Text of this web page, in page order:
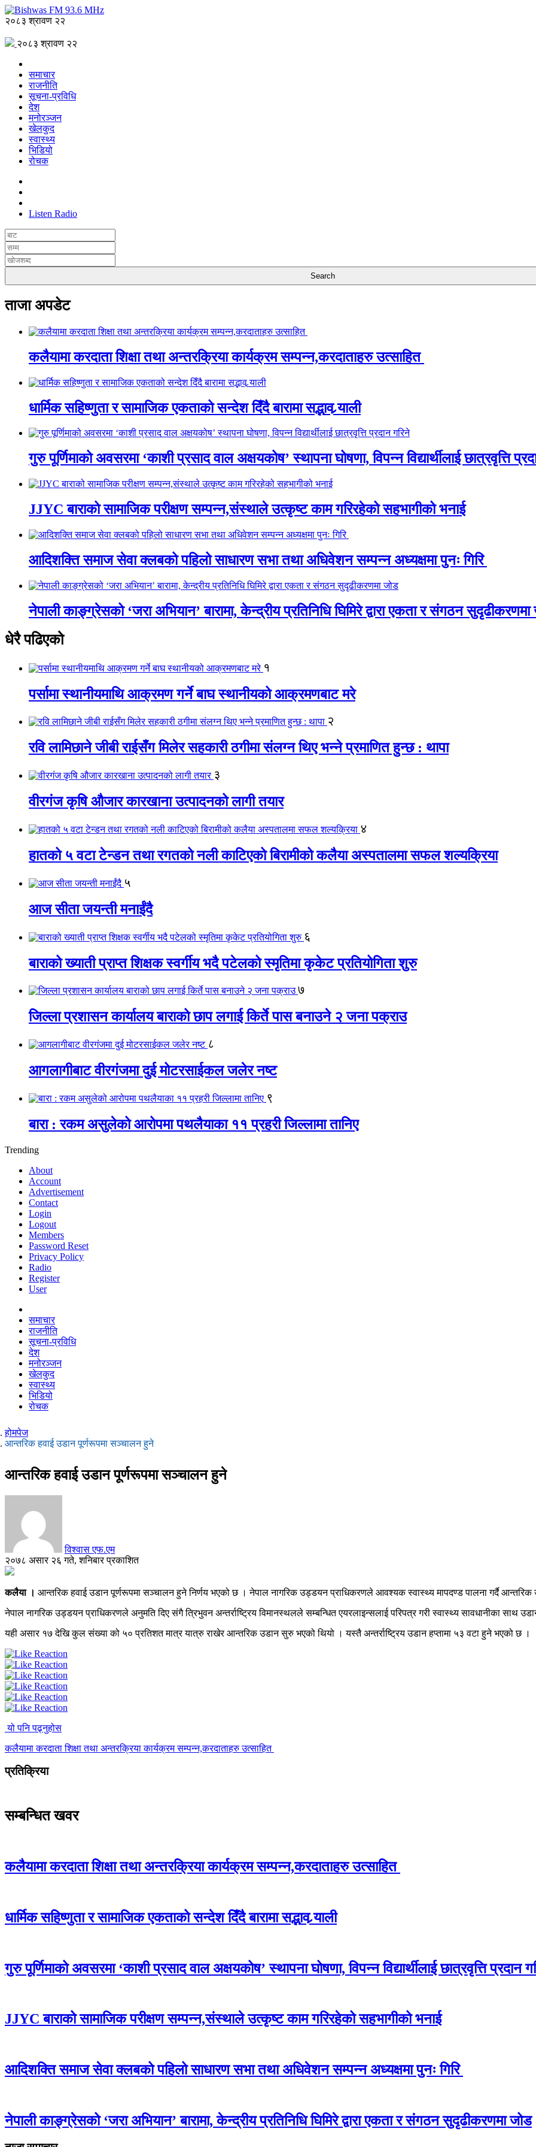
२०८३ श्रावण २२
२०८३ श्रावण २२
समाचार
राजनीति
सूचना-प्रविधि
देश
मनोरञ्जन
खेलकुद
स्वास्थ्य
भिडियो
रोचक
Listen Radio
ताजा अपडेट
कलैयामा करदाता शिक्षा तथा अन्तरक्रिया कार्यक्रम सम्पन्न,करदाताहरु उत्साहित
धार्मिक सहिष्णुता र सामाजिक एकताको सन्देश दिँदै बारामा सद्भाव र्‍याली
गुरु पूर्णिमाको अवसरमा ‘काशी प्रसाद वाल अक्षयकोष’ स्थापना घोषणा, विपन्न विद्यार्थीलाई छात्रवृत्ति
JJYC बाराको सामाजिक परीक्षण सम्पन्न,संस्थाले उत्कृष्ट काम गरिरहेको सहभागीको भनाई
आदिशक्ति समाज सेवा क्लबको पहिलो साधारण सभा तथा अधिवेशन सम्पन्न अध्यक्षमा पुनः गिरि
नेपाली काङ्ग्रेसको ‘जरा अभियान’ बारामा, केन्द्रीय प्रतिनिधि घिमिरे द्वारा एकता र संगठन
धेरै पढिएको
१
पर्सामा स्थानीयमाथि आक्रमण गर्ने बाघ स्थानीयको आक्रमणबाट मरे
२
रवि लामिछाने जीबी राईसँग मिलेर सहकारी ठगीमा संलग्न थिए भन्ने प्रमाणित हुन्छ : थापा
३
वीरगंज कृषि औजार कारखाना उत्पादनको लागी तयार
४
हातको ५ वटा टेन्डन तथा रगतको नली काटिएको बिरामीको कलैया अस्पतालमा सफल शल्यक्रिया
५
आज सीता जयन्ती मनाईंदै
६
बाराको ख्याती प्राप्त शिक्षक स्वर्गीय भदै पटेलको स्मृतिमा कृकेट प्रतियोगिता शुरु
७
जिल्ला प्रशासन कार्यालय बाराको छाप लगाई किर्ते पास बनाउने २ जना पक्राउ
८
आगलागीबाट वीरगंजमा दुई मोटरसाईकल जलेर नष्ट
९
बारा : रकम असुलेको आरोपमा पथलैयाका ११ प्रहरी जिल्लामा तानिए
Trending
About
Account
Advertisement
Contact
Login
Logout
Members
Password Reset
Privacy Policy
Radio
Register
User
समाचार
राजनीति
सूचना-प्रविधि
देश
मनोरञ्जन
खेलकुद
स्वास्थ्य
भिडियो
रोचक
होमपेज
आन्तरिक हवाई उडान पूर्णरूपमा सञ्चालन हुने
आन्तरिक हवाई उडान पूर्णरूपमा सञ्चालन हुने
विश्वास एफ.एम
२०७८ असार २६ गते, शनिबार प्रकाशित
कलैया । आन्तरिक हवाई उडान पूर्णरूपमा सञ्चालन हुने निर्णय भएको छ । नेपाल नागरिक उड्डयन प्राधिकरणले आवश्यक स्वास्थ्य मापदण्ड पालना गर्दै आन्तरिक
नेपाल नागरिक उड्डयन प्राधिकरणले अनुमति दिए संगै त्रिभुवन अन्तर्राष्ट्रिय विमानस्थलले सम्बन्धित एयरलाइन्सलाई परिपत्र गरी स्वास्थ्य सावधानीका साथ
यही असार १७ देखि कुल संख्या को ५० प्रतिशत मात्र यात्रु राखेर आन्तरिक उडान सुरु भएको थियो । यस्तै अन्तर्राष्ट्रिय उडान हप्तामा ५३ वटा हुने भएको छ ।
यो पनि पढ्नुहोस
कलैयामा करदाता शिक्षा तथा अन्तरक्रिया कार्यक्रम सम्पन्न,करदाताहरु उत्साहित
प्रतिक्रिया
सम्बन्धित खवर
कलैयामा करदाता शिक्षा तथा अन्तरक्रिया कार्यक्रम सम्पन्न,करदाताहरु उत्साहित
धार्मिक सहिष्णुता र सामाजिक एकताको सन्देश दिँदै बारामा सद्भाव र्‍याली
गुरु पूर्णिमाको अवसरमा ‘काशी प्रसाद वाल अक्षयकोष’ स्थापना घोषणा, विपन्न विद्यार्थीलाई छात्रवृत्ति प्रदान
JJYC बाराको सामाजिक परीक्षण सम्पन्न,संस्थाले उत्कृष्ट काम गरिरहेको सहभागीको भनाई
आदिशक्ति समाज सेवा क्लबको पहिलो साधारण सभा तथा अधिवेशन सम्पन्न अध्यक्षमा पुनः गिरि
नेपाली काङ्ग्रेसको ‘जरा अभियान’ बारामा, केन्द्रीय प्रतिनिधि घिमिरे द्वारा एकता र संगठन सुदृढीकरणमा जोड